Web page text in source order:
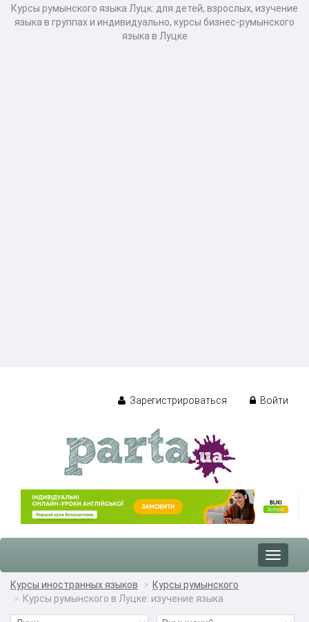
Курсы румынского языка Луцк: для детей, взрослых, изучение
языка в группах и индивидуально, курсы бизнес-румынского
языка в Луцке
Зарегистрироваться Войти
Toggle
Курсы иностранных языков
Курсы румынского
Курсы румынского в Луцке: изучение языка